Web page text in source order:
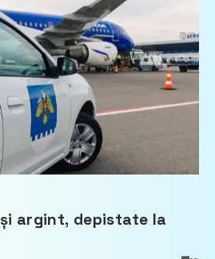
argint, depistate la